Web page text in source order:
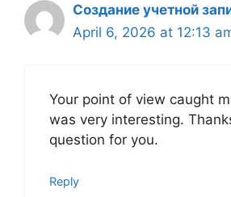
Создание учетной
April 6, 2026 at 12:13
Your point of view caught
was very interesting.
question for you.
Reply